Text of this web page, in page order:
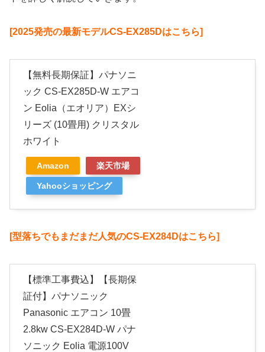
[2025発売の最新モデルCS-EX285Dはこちら]
【無料長期保証】パナソニ
ック CS-EX285D-W エアコ
ン Eolia（エオリア）EXシ
リーズ (10畳用) クリスタル
ホワイト
Amazon 楽天市場
Yahooショッピング
[型落ちでもまだまだ人気のCS-EX284Dはこちら]
【標準工事費込】【長期保
証付】パナソニック
Panasonic エアコン 10畳
2.8kw CS-EX284D-W パナ
ソニック Eolia 電源100V